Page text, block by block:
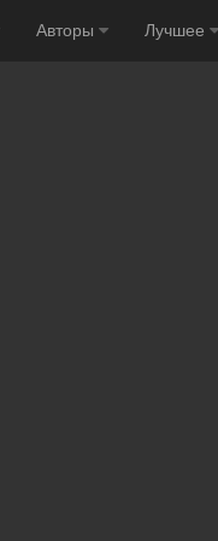
Авторы Лучшее